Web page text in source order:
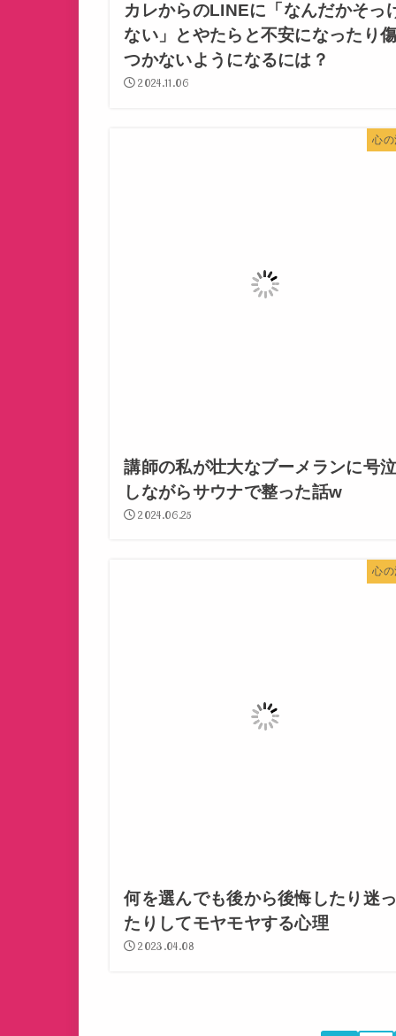
カレからのLINEに「なんだかそっ
ない」とやたらと不安になったり
つかないようになるには？
2024.11.06
心
講師の私が壮大なブーメランに号
しながらサウナで整った話w
2024.06.25
心
何を選んでも後から後悔したり迷
たりしてモヤモヤする心理
2023.04.08